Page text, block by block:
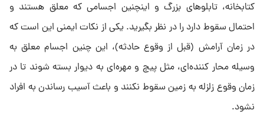
کتابخانه، تابلوهای بزرگ و اینچنین اجسامی که معلق هستند و
احتمال سقوط دارد را در نظر بگیرید. یکی از نکات ایمنی این است که
در زمان آرامش (قبل از وقوع حادثه)، این چنین اجسام معلق به
وسیله محار کننده‌ای، مثل پیچ و مهره‌ای به دیوار بسته شوند تا در
زمان وقوع زلزله به زمین سقوط نکنند و باعث آسیب رساندن به افراد
نشود.